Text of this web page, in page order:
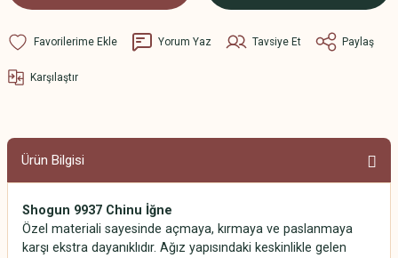
Yorum Yaz Tavsiye Et Paylaş
Karşılaştır
Ürün Bilgisi
Shogun 9937 Chinu İğne
Özel materiali sayesinde açmaya, kırmaya ve paslanmaya
karşı ekstra dayanıklıdır. Ağız yapısındaki keskinlikle gelen